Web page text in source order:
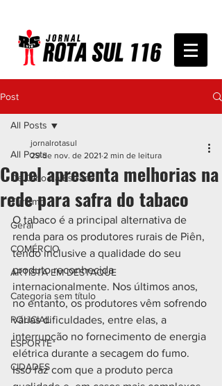
Post
All Posts
De Olho na Estrada
Turismo
Geral
COMÉRCIO
ARTISTA EM DESTAQUE
Categoria sem título
POLICIAL
ESPORTE
CIDADES
All Posts
Copel apresenta melhorias na
rede para safra do tabaco
jornalrotasul
29 de nov. de 2021 2 min de leitura
O tabaco é a principal alternativa de
renda para os produtores rurais de Piên,
tendo inclusive a qualidade do seu
produto reconhecida
internacionalmente. Nos últimos anos,
no entanto, os produtores vêm sofrendo
várias dificuldades, entre elas, a
interrupção no fornecimento de energia
elétrica durante a secagem do fumo.
Isso faz com que a produto perca